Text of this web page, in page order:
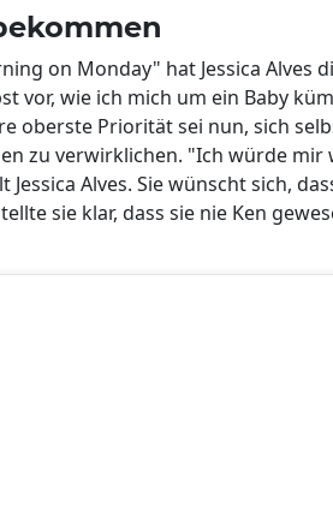
on Monday" hat Jessica Alves
vor, wie ich mich um ein Baby
oberste Priorität sei nun, sich
zu verwirklichen. "Ich würde mir
Alves. Sie wünscht sich,
sie klar, dass sie nie Ken